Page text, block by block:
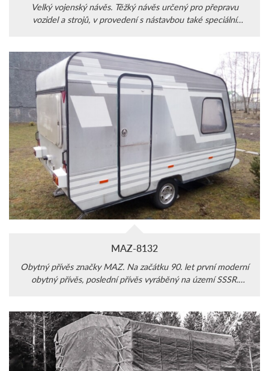
Velký vojenský návěs. Těžký návěs určený pro přepravu
vozidel a strojů, v provedení s nástavbou také speciální
MAZ-8132
Obytný přívěs značky MAZ. Na začátku 90. let první moderní
obytný přívěs, poslední přívěs vyráběný na území SSSR.